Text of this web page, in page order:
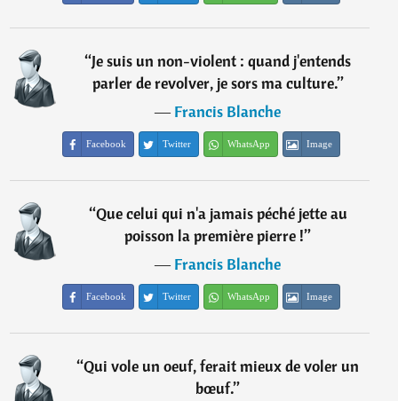
“Je suis un non-violent : quand j'entends
parler de revolver, je sors ma culture.”
―Francis Blanche
Facebook Twitter WhatsApp Image
“Que celui qui n'a jamais péché jette au
poisson la première pierre !”
―Francis Blanche
Facebook Twitter WhatsApp Image
“Qui vole un oeuf, ferait mieux de voler un
bœuf.”